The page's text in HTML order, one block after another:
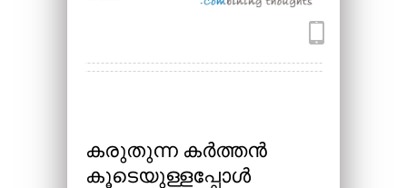
കരുതുന്ന കർത്തൻ
കൂടെയുള്ളപ്പോ​‍ൾ